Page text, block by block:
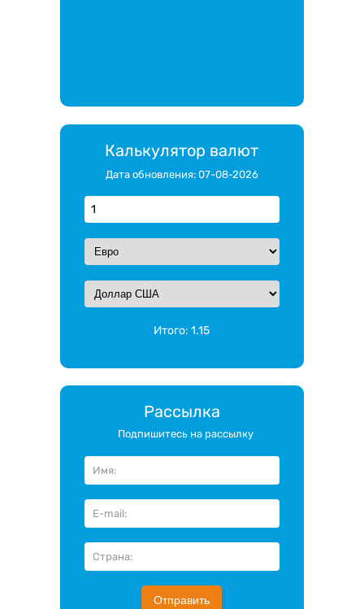
Калькулятор валют
Дата обновления: 07-08-2026
Итого:1.15
Рассылка
Подпишитесь на рассылку
Отправить